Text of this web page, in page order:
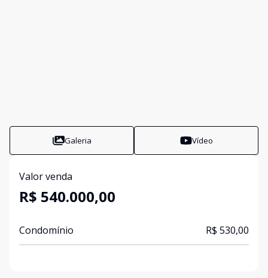
Galeria Vídeo
Valor venda
R$ 540.000,00
Condomínio R$ 530,00